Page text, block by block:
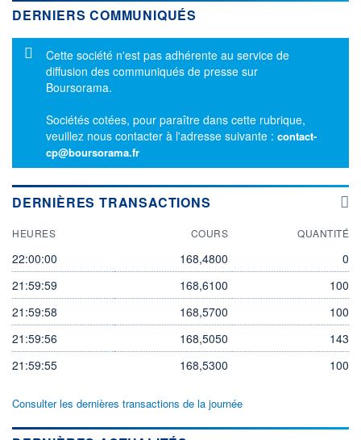
DERNIERS COMMUNIQUÉS
Message d'information
Cette société n'est pas adhérente au service de
diffusion des communiqués de presse sur
Boursorama.
Sociétés cotées, pour paraître dans cette rubrique,
veuillez nous contacter à l'adresse suivante : contact-
cp@boursorama.fr
DERNIÈRES TRANSACTIONS
HEURES COURS QUANTITÉ
22:00:00 168,4800
0
21:59:59
168,6100
100
21:59:58
168,5700
100
21:59:56
168,5050
143
21:59:55
168,5300 100
Consulter les dernières transactions de la journée